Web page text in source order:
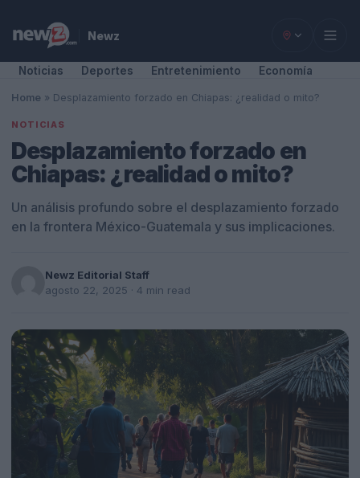
Newz
Noticias Deportes Entretenimiento Economía
Home » Desplazamiento forzado en Chiapas: ¿realidad o mito?
NOTICIAS
Desplazamiento forzado en
Chiapas: ¿realidad o mito?
Un análisis profundo sobre el desplazamiento forzado
en la frontera México-Guatemala y sus implicaciones.
Newz Editorial Staff
agosto 22, 2025 · 4 min read